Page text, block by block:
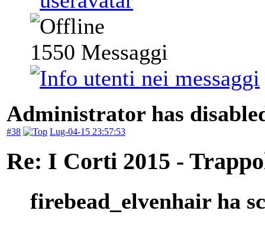
1550 Messaggi
Administrator has
#38 Lug-04-15 23:57:53
Re: I Corti 2015 -
firebead_elvenhair ha